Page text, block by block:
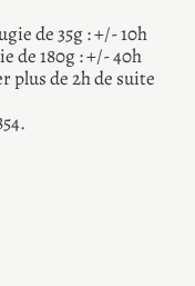
de 35g : +/- 10h
de 180g : +/- 40h
plus de 2h de suite